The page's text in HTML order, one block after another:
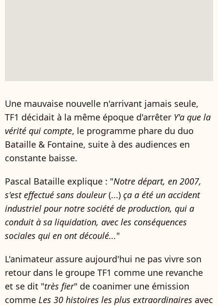
Une mauvaise nouvelle n'arrivant jamais seule,
TF1 décidait à la même époque d'arrêter Y'a que la
vérité qui compte, le programme phare du duo
Bataille & Fontaine, suite à des audiences en
constante baisse.
Pascal Bataille explique : "Notre départ, en 2007,
s'est effectué sans douleur(...) ça a été un accident
industriel pour notre société de production, qui a
conduit à sa liquidation, avec les conséquences
sociales qui en ont découlé..."
L'animateur assure aujourd'hui ne pas vivre son
retour dans le groupe TF1 comme une revanche
et se dit "très fier" de coanimer une émission
comme Les 30 histoires les plus extraordinaires avec